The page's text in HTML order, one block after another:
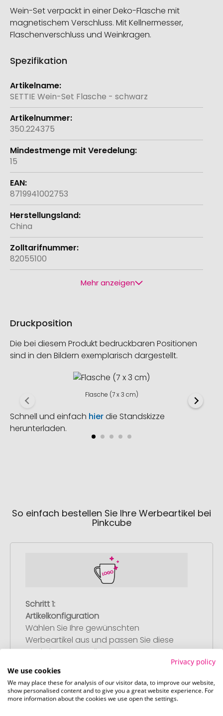
Wein-Set verpackt in einer Deko-Flasche mit
magnetischem Verschluss. Mit Kellnermesser,
Flaschenverschluss und Weinkragen.
Spezifikation
Weitere
Informationen
SETTIE Wein-Set Flasche - schwarz
350.224375
15
8719941002753
China
82055100
Mehr anzeigen
Druckposition
Die bei diesem Produkt bedruckbaren Positionen
sind in den Bildern exemplarisch dargestellt.
Flasche (7 x 3 cm)
Schnell und einfach hierdie Standskizze
herunterladen.
So einfach bestellen Sie Ihre Werbeartikel bei
Pinkcube
Schritt 1:
Artikelkonfiguration
Wählen Sie Ihre gewünschten
Werbeartikel aus und passen Sie diese
nach Ihren Vorstellungen an.
Anschließend legen Sie die konfigurierten
Artikel in Ihren Warenkorb.
Privacy policy
We use cookies
We may place these for analysis of our visitor data, to improve our website,
show personalised content and to give you a great website experience. For
more information about the cookies we use open the settings.